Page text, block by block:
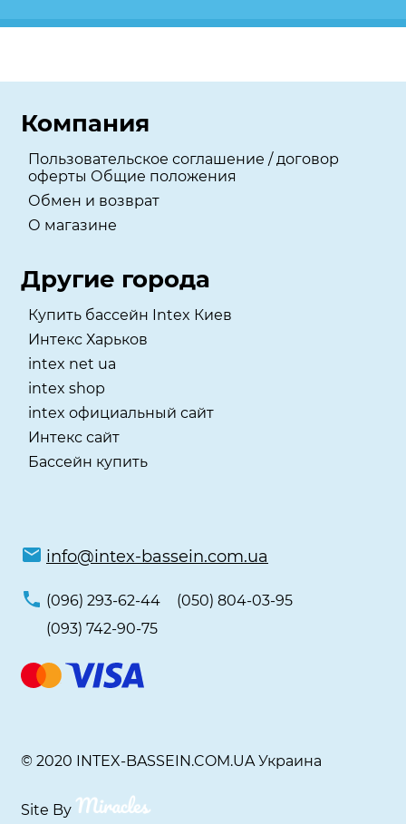
Компания
Пользовательское соглашение / договор
оферты Общие положения
Обмен и возврат
О магазине
Другие города
Купить бассейн Intex Киев
Интекс Харьков
intex net ua
intex shop
intex официальный сайт
Интекс сайт
Бассейн купить
info@intex-bassein.com.ua
(096) 293-62-44
(050) 804-03-95
(093) 742-90-75
© 2020 INTEX-BASSEIN.COM.UA Украина
Site By